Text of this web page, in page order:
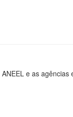
e as agências